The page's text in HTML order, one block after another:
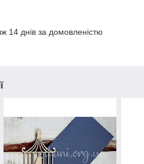
14 днів за домовленістю